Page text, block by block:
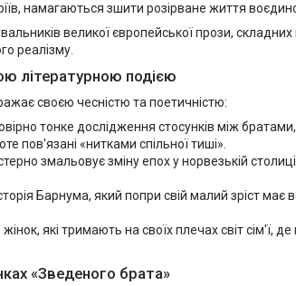
намагаються зшити розірване життя
великої європейської прози, складних
реалізму.
літературною подією
своєю чесністю та поетичністю:
тонке дослідження стосунків між
пов'язані «нитками спільної тиші».
змальовує зміну епох у норвезькій
Барнума, який попри свій малий зріст має
які тримають на своїх плечах світ сім'ї,
«Зведеного брата»